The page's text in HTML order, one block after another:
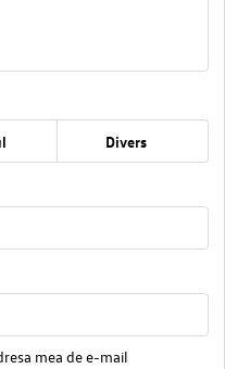
Divers
mea de e-mail